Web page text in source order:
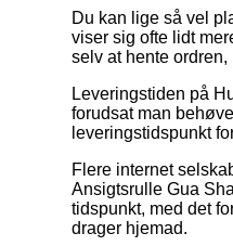
Du kan lige så vel
viser sig ofte lidt
selv at hente
Leveringstiden på
forudsat man
leveringstidspunkt
Flere internet
Ansigtsrulle Gua
tidspunkt, med det
drager hjemad.